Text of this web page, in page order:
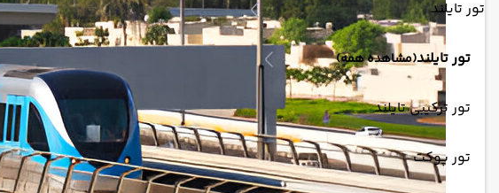
تور تایلند
تور تایلند(مشاهده همه)
تور ترکیبی تایلند
تور پوکت